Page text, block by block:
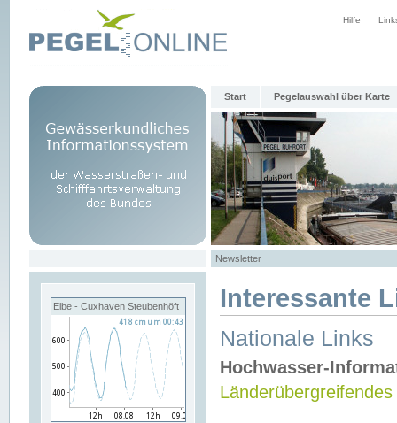
Hilfe
Start Pegelauswahl über Karte
Newsletter
Elbe - Cuxhaven Steubenhöft Interessante
Nationale Links
Hochwasser-